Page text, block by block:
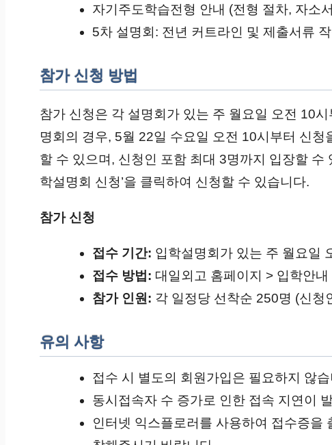
자기주도학습전형 안내 (전형 절차, 자소
5차 설명회: 전년 커트라인 및 제출서류
참가 신청 방법
참가 신청은 각 설명회가 있는 주 월요일 오전 10
명회의 경우, 5월 22일 수요일 오전 10시부터 신
할 수 있으며, 신청인 포함 최대 3명까지 입장할 수
학설명회 신청’을 클릭하여 신청할 수 있습니다.
참가 신청
접수 기간: 입학설명회가 있는 주 월요일
접수 방법: 대일외고 홈페이지 > 입학안
참가 인원: 각 일정당 선착순 250명 (신청
유의 사항
접수 시 별도의 회원가입은 필요하지 않
동시접속자 수 증가로 인한 접속 지연이
인터넷 익스플로러를 사용하여 접수증을